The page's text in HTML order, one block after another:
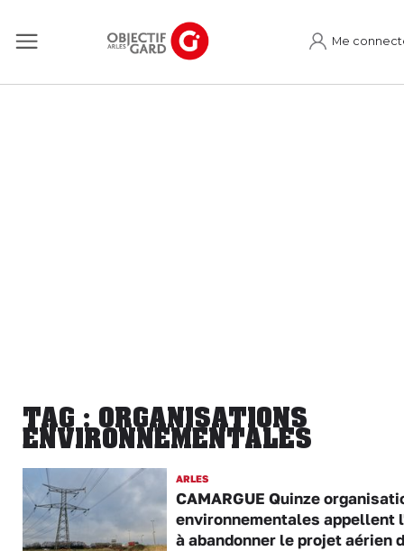
Me
TAG : ORGANISATIONS
ENVIRONNEMENTALES
ARLES
CAMARGUE Quinze
environnementales appellent
à abandonner le projet aérien